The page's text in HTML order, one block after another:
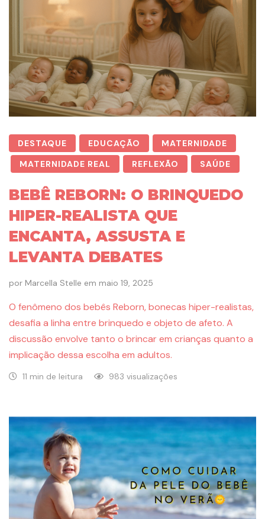
DESTAQUE EDUCAÇÃO
MATERNIDADE
MATERNIDADE REAL
REFLEXÃO SAÚDE
BEBÊ REBORN: O BRINQUEDO
HIPER-REALISTA QUE
ENCANTA, ASSUSTA E
LEVANTA DEBATES
por Marcella Stelle em maio 19, 2025
O fenômeno dos bebês Reborn, bonecas hiper-realistas,
desafia a linha entre brinquedo e objeto de afeto. A
discussão envolve tanto o brincar em crianças quanto a
implicação dessa escolha em adultos.
11 min de leitura 983 visualizações